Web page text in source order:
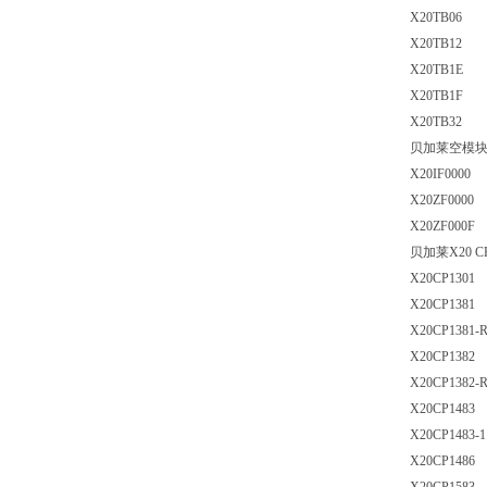
X20TB06
X20TB12
X20TB1E
X20TB1F
X20TB32
贝加莱空模块
X20IF0000
X20ZF0000
X20ZF000F
贝加莱X20
X20CP1301
X20CP1381
X20CP1381-
X20CP1382
X20CP1382-
X20CP1483
X20CP1483-1
X20CP1486